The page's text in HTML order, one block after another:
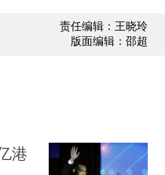
责任编辑：王晓玲
版面编辑：邵超
港